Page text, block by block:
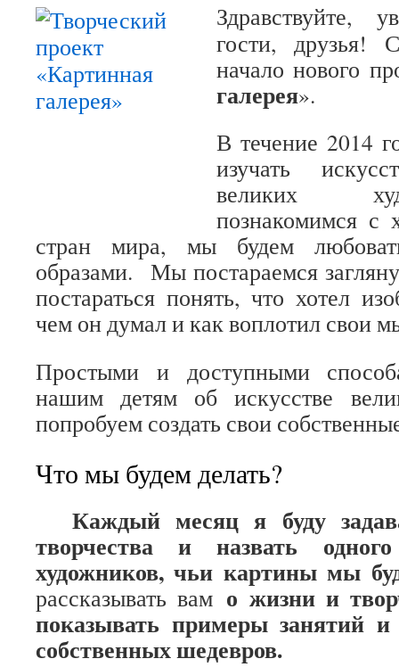
Здравствуйте,
гости, друзья!
начало нового
галерея».
В течение 2014
изучать
великих
познакомимся с
стран мира, мы будем
образами. Мы постараемся
постараться понять, что хотел
чем он думал и как воплотил свои
Простыми и доступными
нашим детям об искусстве
попробуем создать свои
Что мы будем делать?
Каждый месяц я буду
творчества и назвать
художников, чьи картины мы
рассказывать вам о жизни и
показывать примеры занятий и
собственных шедевров.